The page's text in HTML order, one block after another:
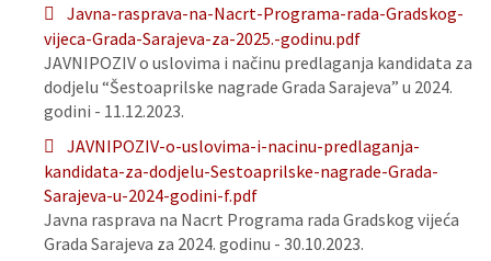
Javna-rasprava-na-Nacrt-Programa-rada-Gradskog-
vijeca-Grada-Sarajeva-za-2025.-godinu.pdf
JAVNIPOZIV o uslovima i načinu predlaganja kandidata za
dodjelu “Šestoaprilske nagrade Grada Sarajeva” u 2024.
godini - 11.12.2023.
JAVNIPOZIV-o-uslovima-i-nacinu-predlaganja-
kandidata-za-dodjelu-Sestoaprilske-nagrade-Grada-
Sarajeva-u-2024-godini-f.pdf
Javna rasprava na Nacrt Programa rada Gradskog vijeća
Grada Sarajeva za 2024. godinu - 30.10.2023.